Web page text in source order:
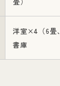
洋室×4（6畳
書庫